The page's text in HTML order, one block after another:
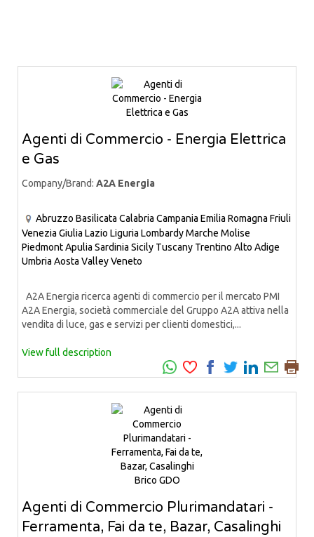
Agenti di Commercio - Energia Elettrica
e Gas
Company/Brand: A2A Energia
Abruzzo Basilicata Calabria Campania Emilia Romagna Friuli
Venezia Giulia Lazio Liguria LombardyMarche Molise
PiedmontApulia Sardinia Sicily Tuscany Trentino Alto Adige
Umbria Aosta ValleyVeneto
A2A Energia ricerca agenti di commercio per il mercato PMI
A2A Energia, società commerciale del Gruppo A2A attiva nella
vendita di luce, gas e servizi per clienti domestici,...
View full description
Agenti di Commercio Plurimandatari -
Ferramenta, Fai da te, Bazar, Casalinghi